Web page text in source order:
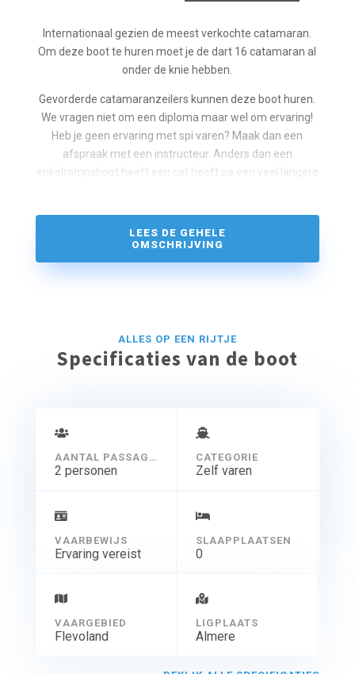
Internationaal gezien de meest verkochte catamaran.
Om deze boot te huren moet je de dart 16 catamaran al
onder de knie hebben.
Gevorderde catamaranzeilers kunnen deze boot huren.
We vragen niet om een diploma maar wel om ervaring!
Heb je geen ervaring met spi varen? Maak dan een
afspraak met een instructeur. Anders dan een
enkelrompsboot heeft een cat heeft oa een veel langere
instructeurs dan kun je een Dart met Spi kunnen huren.
Veiligheid en dat de spullen heel blijven staat natuurlijk
voorop!
LEES DE GEHELE
OMSCHRIJVING
ALLES OP EEN RIJTJE
Specificaties van de boot
AANTAL PASSAGIERS
2 personen
CATEGORIE
Zelf varen
VAARBEWIJS
Ervaring vereist
SLAAPPLAATSEN
0
VAARGEBIED
Flevoland
LIGPLAATS
Almere